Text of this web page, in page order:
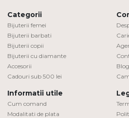
Categorii
Bijuterii femei
Bijuterii barbati
Bijuterii copii
Bijuterii cu diamante
Accesorii
Cadouri sub 500 lei
Blog
Informatii utile
Cum comand
Modalitati de plata